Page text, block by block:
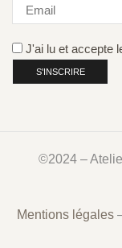
J'ai lu et accepte
©2024 –
Mentions légales